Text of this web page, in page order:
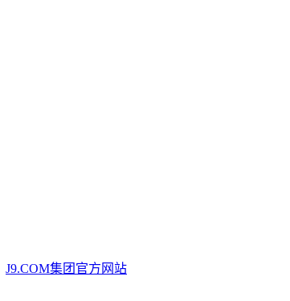
J9.COM集团官方网站